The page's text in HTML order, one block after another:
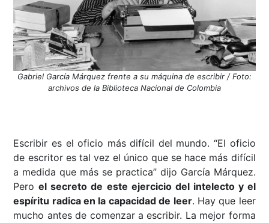
Gabriel García Márquez frente a su máquina de escribir / Foto:
archivos de la Biblioteca Nacional de Colombia
Escribir es el oficio más difícil del mundo. “El oficio
de escritor es tal vez el único que se hace más difícil
a medida que más se practica” dijo García Márquez.
Peroel secreto de este ejercicio del intelecto y el
espíritu radica en la capacidad de leer. Hay que leer
mucho antes de comenzar a escribir. La mejor forma